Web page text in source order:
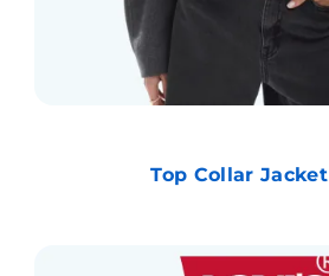
Top Collar Jacket